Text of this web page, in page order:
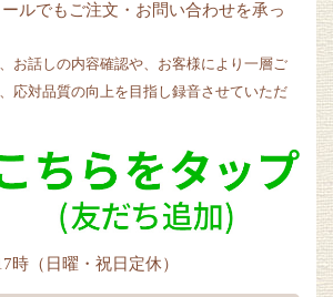
ルでもご注文・お問い合わせを承っ
お話しの内容確認や、お客様により一層ご
応対品質の向上を目指し録音させていただ
時（日曜・祝日定休）